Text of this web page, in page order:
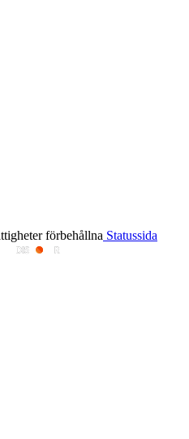
förbehållna Statussida